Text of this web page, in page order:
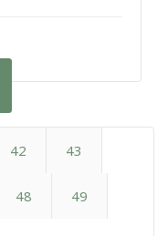
42 43
48 49